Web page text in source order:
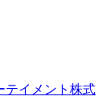
テイメント株式